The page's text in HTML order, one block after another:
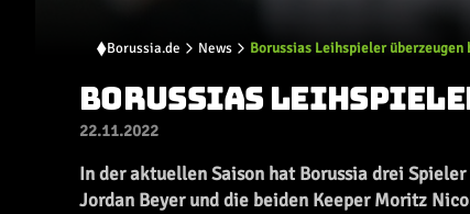
Borussia.de News Borussias Leihspieler
BORUSSIAS
22.11.2022
In der aktuellen Saison hat Borussia drei
Jordan Beyer und die beiden Keeper Moritz